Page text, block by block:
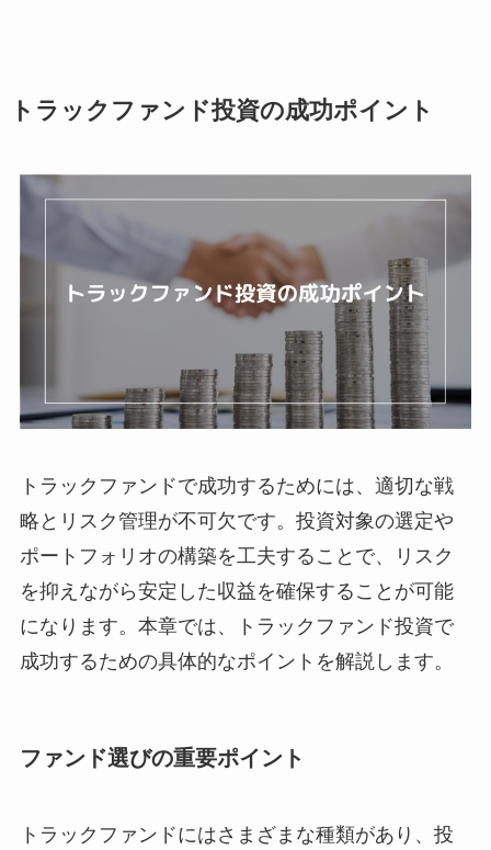
トラックファンド投資の成功ポイント
トラックファンドで成功するためには、適切な戦
略とリスク管理が不可欠です。投資対象の選定や
ポートフォリオの構築を工夫することで、リスク
を抑えながら安定した収益を確保することが可能
になります。本章では、トラックファンド投資で
成功するための具体的なポイントを解説します。
ファンド選びの重要ポイント
トラックファンドにはさまざまな種類があり、投